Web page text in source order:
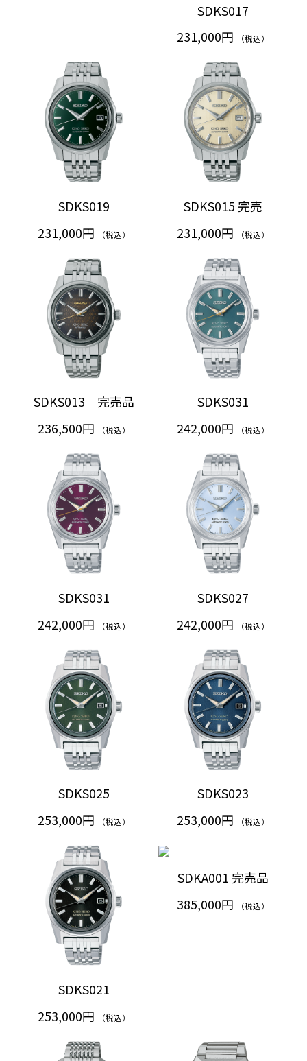
SDKS017
231,000円
（税込）
SDKS019
231,000円
（税込）
SDKS015 完売
231,000円
（税込）
SDKS013 完売品
236,500円
（税込）
SDKS031
242,000円
（税込）
SDKS031
242,000円
（税込）
SDKS027
242,000円
（税込）
SDKS025
253,000円
（税込）
SDKS023
253,000円
（税込）
SDKS021
253,000円
（税込）
SDKA001 完売品
385,000円
（税込）